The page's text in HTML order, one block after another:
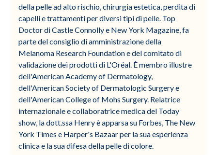
della pelle ad alto rischio, chirurgia estetica, perdita di
capelli e trattamenti per diversi tipi di pelle. Top
Doctor di Castle Connolly e New York Magazine, fa
parte del consiglio di amministrazione della
Melanoma Research Foundation e del comitato di
validazione dei prodotti di L'Oréal. È membro illustre
dell'American Academy of Dermatology,
dell'American Society of Dermatologic Surgery e
dell'American College of Mohs Surgery. Relatrice
internazionale e collaboratrice medica del Today
show, la dott.ssa Henry è apparsa su Forbes, The New
York Times e Harper's Bazaar per la sua esperienza
clinica e la sua difesa della pelle di colore.